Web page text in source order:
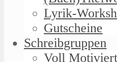
Lyrik-
Gutscheine
Schreibgruppen
Voll